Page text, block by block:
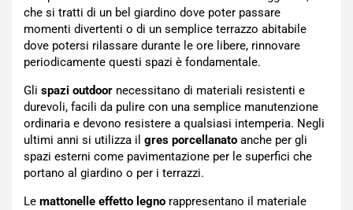
che si tratti di un bel giardino dove poter passare
momenti divertenti o di un semplice terrazzo abitabile
dove potersi rilassare durante le ore libere, rinnovare
periodicamente questi spazi è fondamentale.
Gli spazi outdoor necessitano di materiali resistenti e
durevoli, facili da pulire con una semplice manutenzione
ordinaria e devono resistere a qualsiasi intemperia. Negli
ultimi anni si utilizza il gres porcellanato anche per gli
spazi esterni come pavimentazione per le superfici che
portano al giardino o per i terrazzi.
Le mattonelle effetto legno rappresentano il materiale